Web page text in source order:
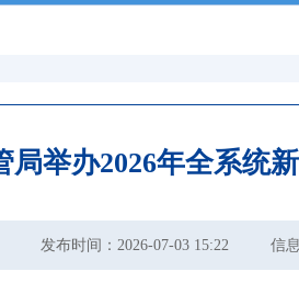
局举办2026年全系统
发布时间：2026-07-03 15:22 信